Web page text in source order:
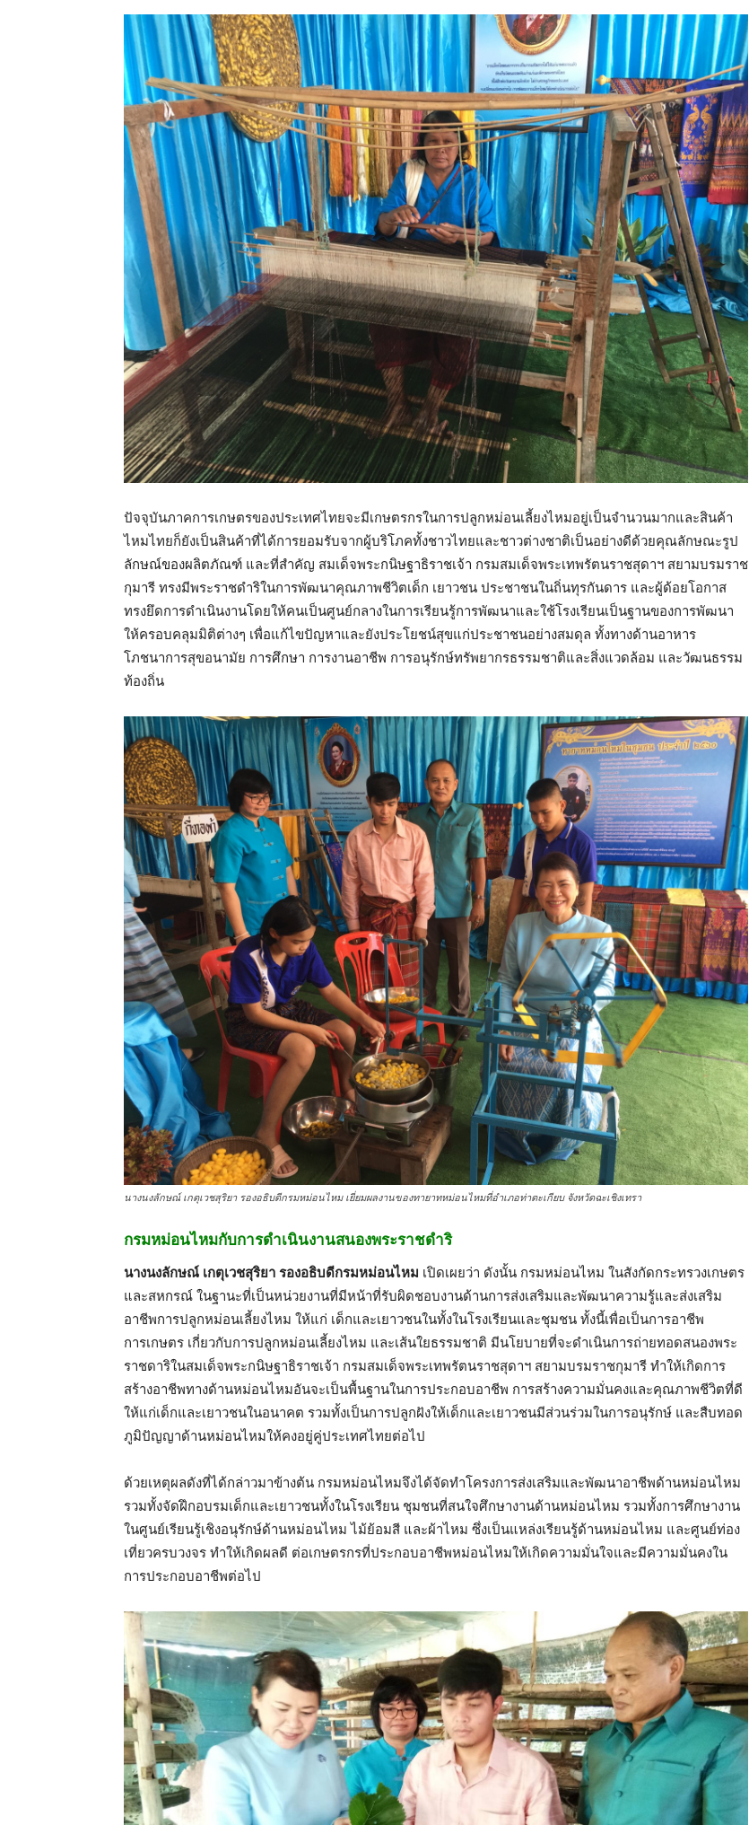
ปัจจุบันภาคการเกษตรของประเทศไทยจะมีเกษตรกรในการปลูกหม่อนเลี้ยงไหมอยู่เป็นจำนวนมากและสินค้า
ไหมไทยก็ยังเป็นสินค้าที่ได้การยอมรับจากผู้บริโภคทั้งชาวไทยและชาวต่างชาติเป็นอย่างดีด้วยคุณลักษณะรูป
ลักษณ์ของผลิตภัณฑ์ และที่สำคัญ สมเด็จพระกนิษฐาธิราชเจ้า กรมสมเด็จพระเทพรัตนราชสุดาฯ สยามบรมราช
กุมารี ทรงมีพระราชดำริในการพัฒนาคุณภาพชีวิตเด็ก เยาวชน ประชาชนในถิ่นทุรกันดาร และผู้ด้อยโอกาส
ทรงยึดการดำเนินงานโดยให้คนเป็นศูนย์กลางในการเรียนรู้การพัฒนาและใช้โรงเรียนเป็นฐานของการพัฒนา
ให้ครอบคลุมมิติต่างๆ เพื่อแก้ไขปัญหาและยังประโยชน์สุขแก่ประชาชนอย่างสมดุล ทั้งทางด้านอาหาร
โภชนาการสุขอนามัย การศึกษา การงานอาชีพ การอนุรักษ์ทรัพยากรธรรมชาติและสิ่งแวดล้อม และวัฒนธรรม
ท้องถิ่น
นางนงลักษณ์ เกตุเวชสุริยา รองอธิบดีกรมหม่อนไหม เยี่ยมผลงานของทายาทหม่อนไหมที่อำเภอท่าตะเกียบ จังหวัดฉะเชิงเทรา
กรมหม่อนไหมกับการดำเนินงานสนองพระราชดำริ
นางนงลักษณ์ เกตุเวชสุริยา รองอธิบดีกรมหม่อนไหม เปิดเผยว่า ดังนั้น กรมหม่อนไหม ในสังกัดกระทรวงเกษตร
และสหกรณ์ ในฐานะที่เป็นหน่วยงานที่มีหน้าที่รับผิดชอบงานด้านการส่งเสริมและพัฒนาความรู้และส่งเสริม
อาชีพการปลูกหม่อนเลี้ยงไหม ให้แก่ เด็กและเยาวชนในทั้งในโรงเรียนและชุมชน ทั้งนี้เพื่อเป็นการอาชีพ
การเกษตร เกี่ยวกับการปลูกหม่อนเลี้ยงไหม และเส้นใยธรรมชาติ มีนโยบายที่จะดำเนินการถ่ายทอดสนองพระ
ราชดาริในสมเด็จพระกนิษฐาธิราชเจ้า กรมสมเด็จพระเทพรัตนราชสุดาฯ สยามบรมราชกุมารี ทำให้เกิดการ
สร้างอาชีพทางด้านหม่อนไหมอันจะเป็นพื้นฐานในการประกอบอาชีพ การสร้างความมั่นคงและคุณภาพชีวิตที่ดี
ให้แก่เด็กและเยาวชนในอนาคต รวมทั้งเป็นการปลูกฝังให้เด็กและเยาวชนมีส่วนร่วมในการอนุรักษ์ และสืบทอด
ภูมิปัญญาด้านหม่อนไหมให้คงอยู่คู่ประเทศไทยต่อไป
ด้วยเหตุผลดังที่ได้กล่าวมาข้างต้น กรมหม่อนไหมจึงได้จัดทำโครงการส่งเสริมและพัฒนาอาชีพด้านหม่อนไหม
รวมทั้งจัดฝึกอบรมเด็กและเยาวชนทั้งในโรงเรียน ชุมชนที่สนใจศึกษางานด้านหม่อนไหม รวมทั้งการศึกษางาน
ในศูนย์เรียนรู้เชิงอนุรักษ์ด้านหม่อนไหม ไม้ย้อมสี และผ้าไหม ซึ่งเป็นแหล่งเรียนรู้ด้านหม่อนไหม และศูนย์ท่อง
เที่ยวครบวงจร ทำให้เกิดผลดี ต่อเกษตรกรที่ประกอบอาชีพหม่อนไหมให้เกิดความมั่นใจและมีความมั่นคงใน
การประกอบอาชีพต่อไป